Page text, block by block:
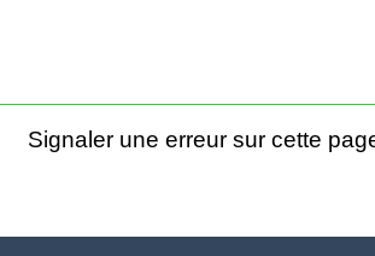
Signaler une erreur sur cette